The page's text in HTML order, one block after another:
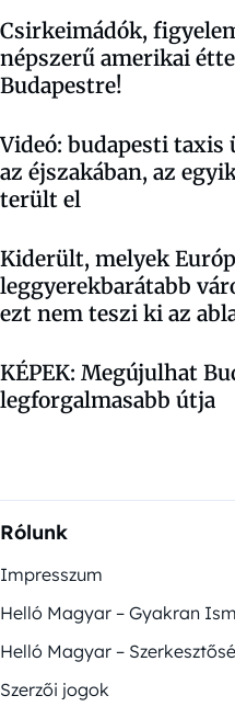
Csirkeimádók,
népszerű amerikai
Budapestre!
Videó: budapesti
az éjszakában, az
terült el
Kiderült, melyek
leggyerekbarátabb
ezt nem teszi ki az
KÉPEK: Megújulhat
legforgalmasabb útja
Rólunk
Impresszum
Helló Magyar – Gyakran
Helló Magyar –
Szerzői jogok